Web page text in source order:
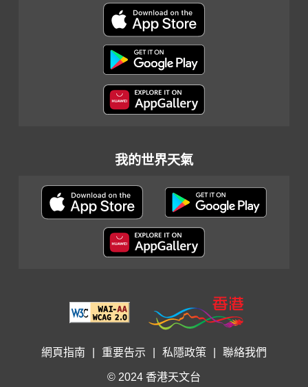
我的世界天氣
網頁指南 重要告示 私隱政策 聯絡我們
© 2024 香港天文台